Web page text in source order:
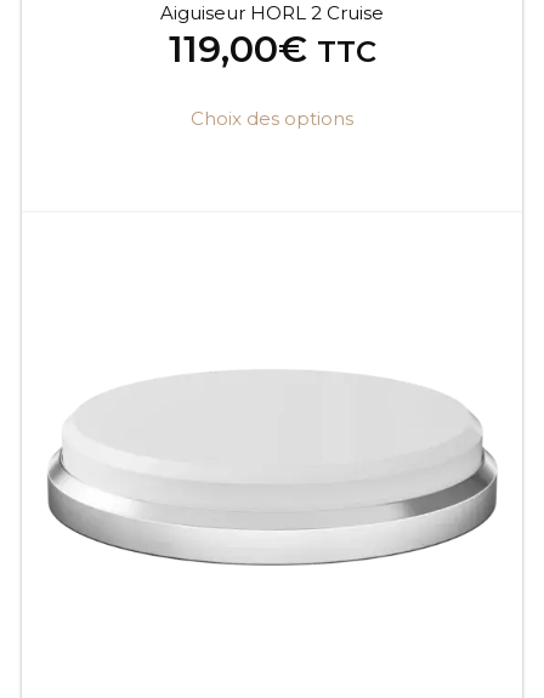
Aiguiseur HORL 2 Cruise
119,00€ TTC
Choix des options